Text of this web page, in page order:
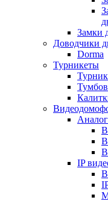
Замки
Доводчики
Dorma
Турникеты
IP